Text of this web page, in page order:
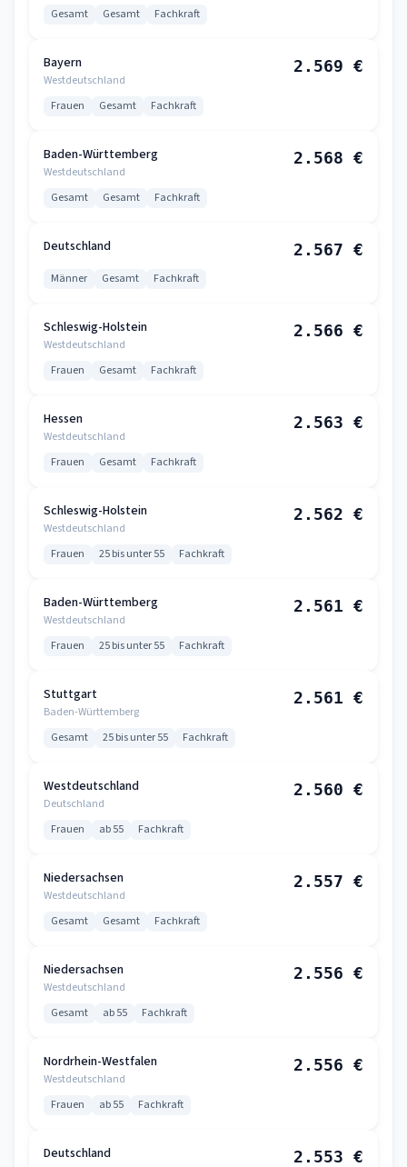
Gesamt Gesamt Fachkraft
Bayern
Westdeutschland
2.569 €
Frauen Gesamt Fachkraft
Baden-Württemberg
Westdeutschland
2.568 €
Gesamt Gesamt Fachkraft
Deutschland 2.567 €
Männer Gesamt Fachkraft
Schleswig-Holstein
Westdeutschland
2.566 €
Frauen Gesamt Fachkraft
Hessen
Westdeutschland
2.563 €
Frauen Gesamt Fachkraft
Schleswig-Holstein
Westdeutschland
2.562 €
Frauen 25 bis unter 55 Fachkraft
Baden-Württemberg
Westdeutschland
2.561 €
Frauen 25 bis unter 55 Fachkraft
Stuttgart
Baden-Württemberg
2.561 €
Gesamt 25 bis unter 55 Fachkraft
Westdeutschland
Deutschland
2.560 €
Frauen ab 55 Fachkraft
Niedersachsen
Westdeutschland
2.557 €
Gesamt Gesamt Fachkraft
Niedersachsen
Westdeutschland
2.556 €
Gesamt ab 55 Fachkraft
Nordrhein-Westfalen
Westdeutschland
2.556 €
Frauen ab 55 Fachkraft
Deutschland 2.553 €